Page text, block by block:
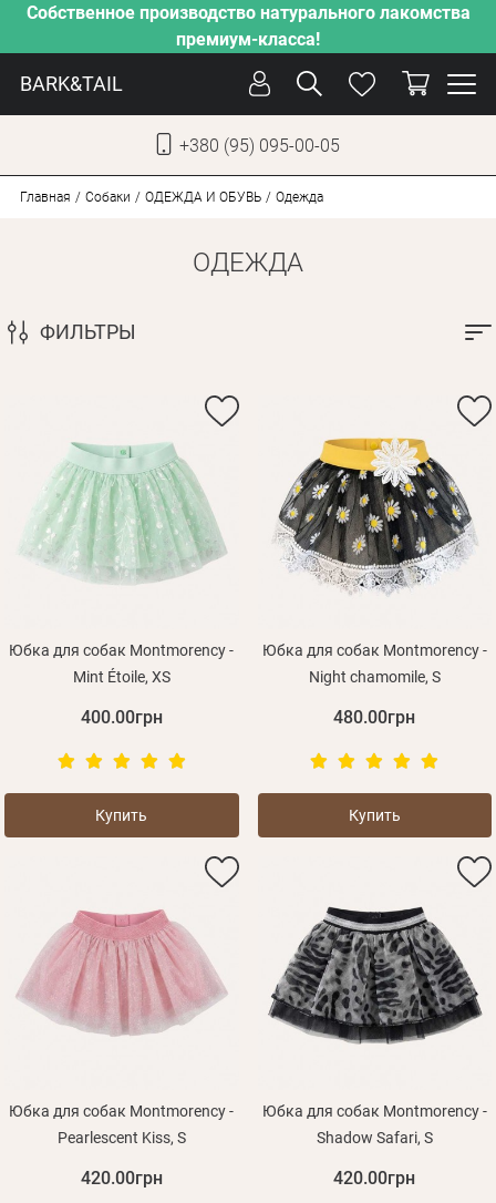
Собственное производство натурального лакомства
премиум-класса!
BARK&TAIL
+380 (95) 095-00-05
УХОД
НОВИНКИ
ДЛЯ КОТОВ
Оплата и доставка
Программа лояльности
Оптовым клиентам
Главная Собаки ОДЕЖДА И ОБУВЬ Одежда
ОДЕЖДА
ФИЛЬТРЫ
Юбка для собак Montmorency -
Mint Étoile, XS
400.00грн
Купить
Юбка для собак Montmorency -
Night chamomile, S
480.00грн
Купить
Юбка для собак Montmorency -
Pearlescent Kiss, S
420.00грн
Юбка для собак Montmorency -
Shadow Safari, S
420.00грн